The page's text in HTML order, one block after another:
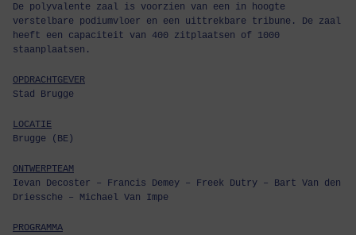
De polyvalente zaal is voorzien van een in hoogte
verstelbare podiumvloer en een uittrekbare tribune. De zaal
heeft een capaciteit van 400 zitplaatsen of 1000
staanplaatsen.
OPDRACHTGEVER
Stad Brugge
LOCATIE
Brugge (BE)
ONTWERPTEAM
Ievan Decoster – Francis Demey – Freek Dutry – Bart Van den
Driessche – Michael Van Impe
PROGRAMMA